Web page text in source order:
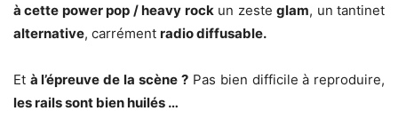
à cette power pop / heavy rockun zesteglam, un tantinet
alternative, carrément radio diffusable.
Et à l’épreuve de la scène ? Pas bien difficile à reproduire,
les rails sont bien huilés …